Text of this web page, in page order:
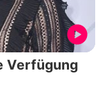
Verfügung